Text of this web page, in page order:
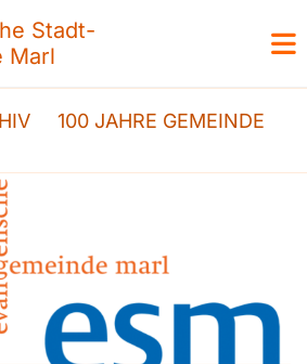
Stadt-
Marl
100 JAHRE GEMEINDE